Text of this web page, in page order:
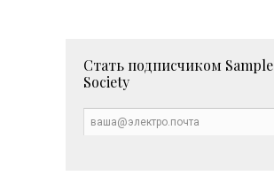
Стать подписчиком Sample
Society